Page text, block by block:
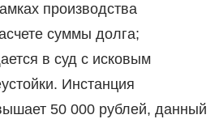
производства
суммы долга;
в суд с исковым
Инстанция
50 000 рублей, данный